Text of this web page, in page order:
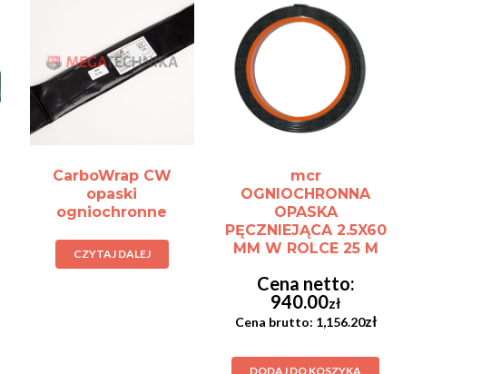
CarboWrap CW
opaski
ogniochronne
CZYTAJ DALEJ
mcr
OGNIOCHRONNA
OPASKA
PĘCZNIEJĄCA 2.5X60
MM W ROLCE 25 M
940.00zł
1,156.20zł
DODAJ DO KOSZYKA